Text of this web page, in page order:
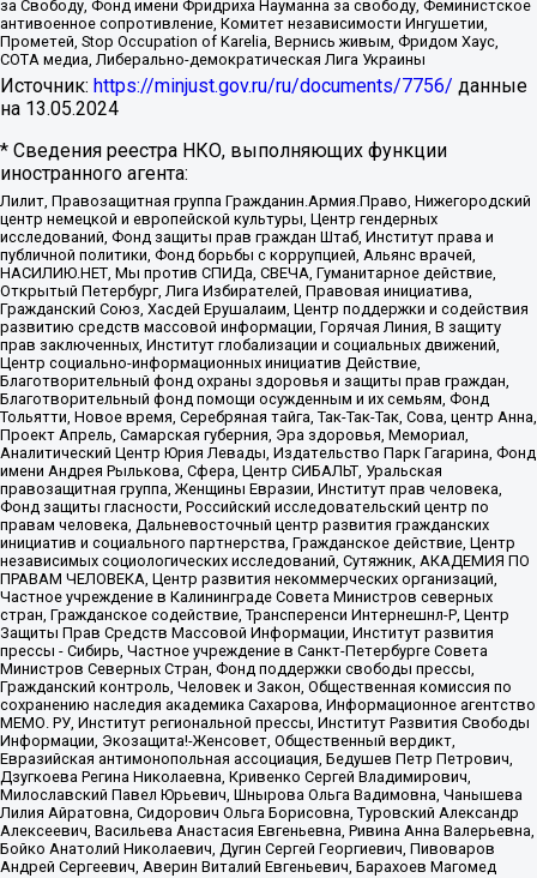
за Свободу, Фонд имени Фридриха Науманна за свободу, Феминистское
антивоенное сопротивление, Комитет независимости Ингушетии,
Прометей, Stop Occupation of Karelia, Вернись живым, Фридом Хаус,
СОТА медиа, Либерально-демократическая Лига Украины
Источник: https://minjust.gov.ru/ru/documents/7756/ данные
на 13.05.2024
* Сведения реестра НКО, выполняющих функции
иностранного агента:
Лилит, Правозащитная группа Гражданин.Армия.Право, Нижегородский
центр немецкой и европейской культуры, Центр гендерных
исследований, Фонд защиты прав граждан Штаб, Институт права и
публичной политики, Фонд борьбы с коррупцией, Альянс врачей,
НАСИЛИЮ.НЕТ, Мы против СПИДа, СВЕЧА, Гуманитарное действие,
Открытый Петербург, Лига Избирателей, Правовая инициатива,
Гражданский Союз, Хасдей Ерушалаим, Центр поддержки и содействия
развитию средств массовой информации, Горячая Линия, В защиту
прав заключенных, Институт глобализации и социальных движений,
Центр социально-информационных инициатив Действие,
Благотворительный фонд охраны здоровья и защиты прав граждан,
Благотворительный фонд помощи осужденным и их семьям, Фонд
Тольятти, Новое время, Серебряная тайга, Так-Так-Так, Сова, центр Анна,
Проект Апрель, Самарская губерния, Эра здоровья, Мемориал,
Аналитический Центр Юрия Левады, Издательство Парк Гагарина, Фонд
имени Андрея Рылькова, Сфера, Центр СИБАЛЬТ, Уральская
правозащитная группа, Женщины Евразии, Институт прав человека,
Фонд защиты гласности, Российский исследовательский центр по
правам человека, Дальневосточный центр развития гражданских
инициатив и социального партнерства, Гражданское действие, Центр
независимых социологических исследований, Сутяжник, АКАДЕМИЯ ПО
ПРАВАМ ЧЕЛОВЕКА, Центр развития некоммерческих организаций,
Частное учреждение в Калининграде Совета Министров северных
стран, Гражданское содействие, Трансперенси Интернешнл-Р, Центр
Защиты Прав Средств Массовой Информации, Институт развития
прессы - Сибирь, Частное учреждение в Санкт-Петербурге Совета
Министров Северных Стран, Фонд поддержки свободы прессы,
Гражданский контроль, Человек и Закон, Общественная комиссия по
сохранению наследия академика Сахарова, Информационное агентство
МЕМО. РУ, Институт региональной прессы, Институт Развития Свободы
Информации, Экозащита!-Женсовет, Общественный вердикт,
Евразийская антимонопольная ассоциация, Бедушев Петр Петрович,
Дзугкоева Регина Николаевна, Кривенко Сергей Владимирович,
Милославский Павел Юрьевич, Шнырова Ольга Вадимовна, Чанышева
Лилия Айратовна, Сидорович Ольга Борисовна, Туровский Александр
Алексеевич, Васильева Анастасия Евгеньевна, Ривина Анна Валерьевна,
Бойко Анатолий Николаевич, Дугин Сергей Георгиевич, Пивоваров
Андрей Сергеевич, Аверин Виталий Евгеньевич, Барахоев Магомед